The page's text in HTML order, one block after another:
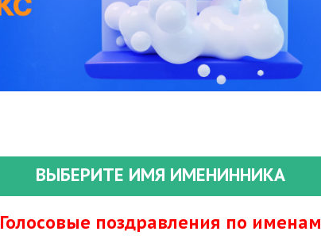
ВЫБЕРИТЕ ИМЯ ИМЕНИННИКА
Голосовые поздравления по именам